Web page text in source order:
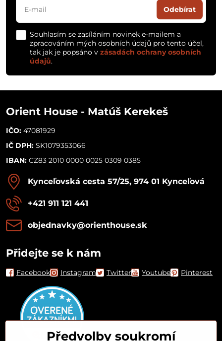
Odebírat
Souhlasím se zasíláním novinek e-mailem a
zpracováním mých osobních údajů pro tento účel,
tak jak je popsáno v zásadách ochrany osobních
údajů.
Orient House - Matúš Kerekeš
IČO: 47081929
IČ DPH: SK1079353066
IBAN: CZ83 2010 0000 0025 0309 0385
Kynceľovská cesta 57/25, 974 01 Kynceľová
+421 911 121 441
objednavky​@orienthouse​.sk
Přidejte se k nám
Facebook Instagram Twitter Youtube Pinterest
Předvolby soukromí